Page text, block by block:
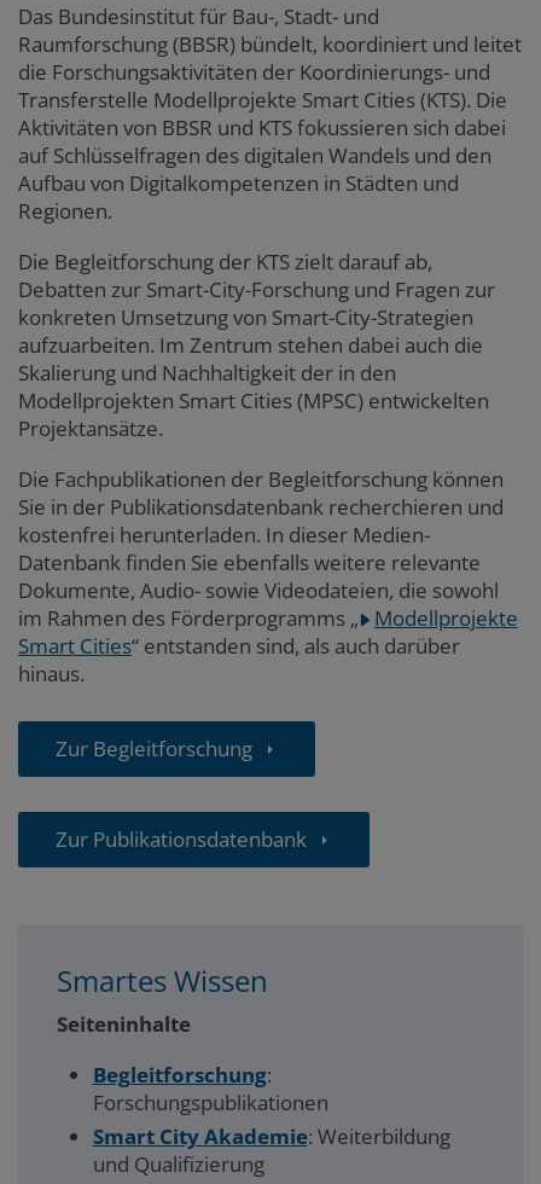
Das Bundesinstitut für Bau-, Stadt- und
Raumforschung (BBSR) bündelt, koordiniert und leitet
die Forschungsaktivitäten der Koordinierungs- und
Transferstelle Modellprojekte Smart Cities (KTS). Die
Aktivitäten von BBSR und KTS fokussieren sich dabei
auf Schlüsselfragen des digitalen Wandels und den
Aufbau von Digitalkompetenzen in Städten und
Regionen.
Die Begleitforschung der KTS zielt darauf ab,
Debatten zur Smart-City-Forschung und Fragen zur
konkreten Umsetzung von Smart-City-Strategien
aufzuarbeiten. Im Zentrum stehen dabei auch die
Skalierung und Nachhaltigkeit der in den
Modellprojekten Smart Cities (MPSC) entwickelten
Projektansätze.
Die Fachpublikationen der Begleitforschung können
Sie in der Publikationsdatenbank recherchieren und
kostenfrei herunterladen. In dieser Medien-
Datenbank finden Sie ebenfalls weitere relevante
Dokumente, Audio- sowie Videodateien, die sowohl
im Rahmen des Förderprogramms „
Modellprojekte
Smart Cities“ entstanden sind, als auch darüber
hinaus.
Zur Begleitforschung
Zur Publikationsdatenbank
Smartes Wissen
Seiteninhalte
Begleitforschung:
Forschungspublikationen
Smart City Akademie: Weiterbildung
und Qualifizierung